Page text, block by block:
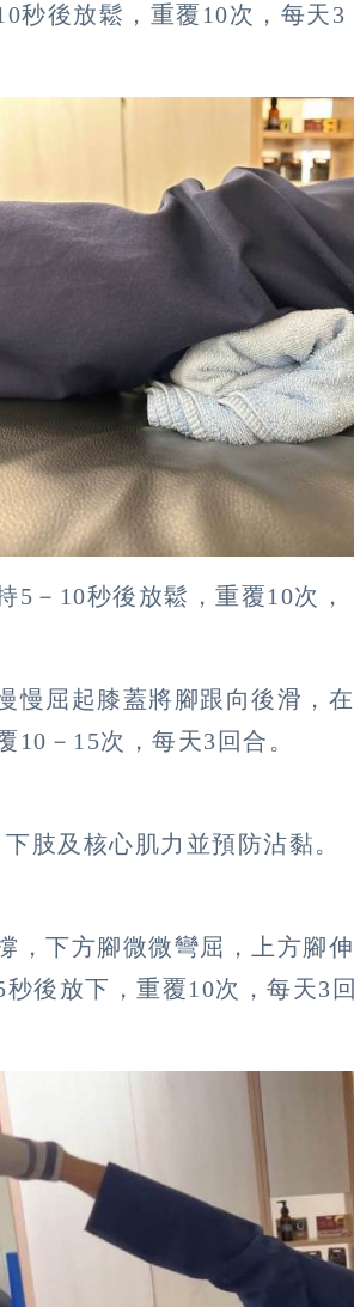
秒後放鬆，重覆10次，每天3
5－10秒後放鬆，重覆10次，
慢屈起膝蓋將腳跟向後滑，在
－15次，每天3回合。
肢及核心肌力並預防沾黏。
，下方腳微微彎屈，上方腳伸
後放下，重覆10次，每天3回